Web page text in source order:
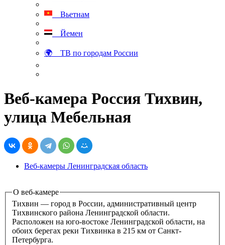
Вьетнам
Йемен
🌍 ТВ по городам России
Веб-камера Россия Тихвин,
улица Мебельная
Веб-камеры Ленинградская область
О веб-камере
Тихвин — город в России, административный центр
Тихвинского района Ленинградской области.
Расположен на юго-востоке Ленинградской области, на
обоих берегах реки Тихвинка в 215 км от Санкт-
Петербурга.